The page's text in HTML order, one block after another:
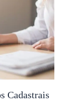
Cadastrais